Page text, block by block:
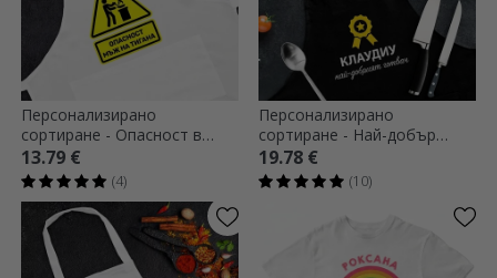
Персонализирано
сортиране - Опасност в
кухнята
13.79 €
(4)
Персонализирано
сортиране - Най-добър
готвач
19.78 €
(10)